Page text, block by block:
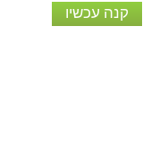
קנה עכשיו